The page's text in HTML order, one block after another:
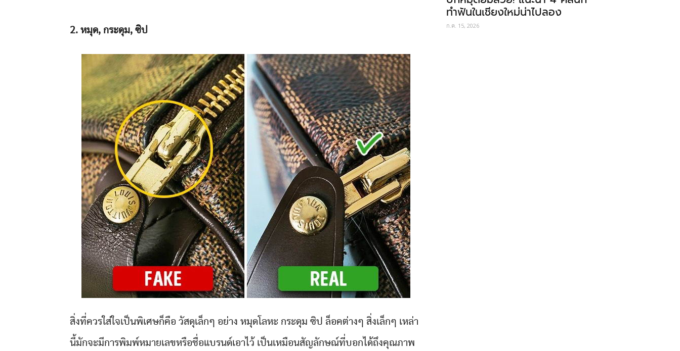
2. หมุด, กระดุม, ซิป
สิ่งที่ควรใส่ใจเป็นพิเศษก็คือ วัสดุเล็กๆ อย่าง หมุดโลหะ กระดุม ซิป ล็อคต่างๆ สิ่งเล็กๆ เหล่า
นี้มักจะมีการพิมพ์หมายเลขหรือชื่อแบรนด์เอาไว้ เป็นเหมือนสัญลักษณ์ที่บอกได้ถึงคุณภาพ
ทำฟันในเชียงใหม่น่าไปลอง
ก.ค. 15, 2026